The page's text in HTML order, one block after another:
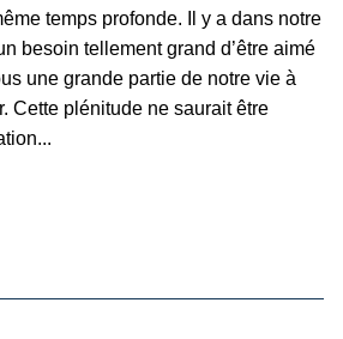
temps profonde. Il y a dans notre
besoin tellement grand d’être aimé
une grande partie de notre vie à
Cette plénitude ne saurait être